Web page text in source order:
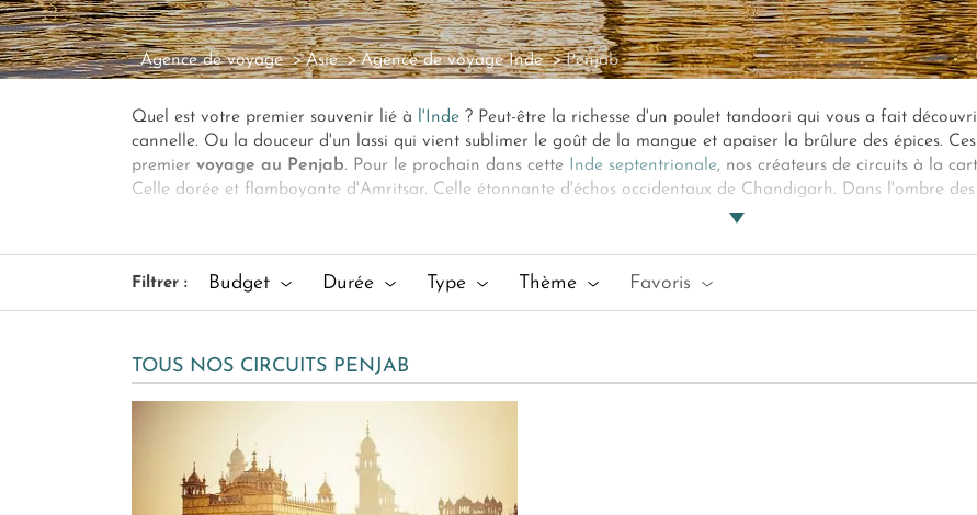
Agence de voyage Asie Agence de voyage Inde Penjab
Quel est votre premier souvenir lié à l'Inde? Peut-être la richesse d'un poulet tandoori qui vous a fait
cannelle. Ou la douceur d'un lassi qui vient sublimer le goût de la mangue et apaiser la brûlure des épices.
premier voyage au Penjab. Pour le prochain dans cette Inde septentrionale, nos créateurs de circuits à la
Celle dorée et flamboyante d'Amritsar. Celle étonnante d'échos occidentaux de Chandigarh. Dans l'ombre
est une exploration d'une région à l'histoire aussi tumultueuse
Filtrer : Budget Durée Type Thème Favoris
TOUS NOS CIRCUITS PENJAB